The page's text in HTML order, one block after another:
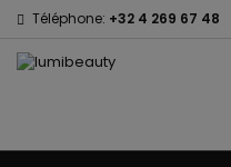
Téléphone: +32 4 269 67 48